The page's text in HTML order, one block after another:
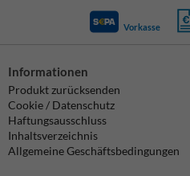
Vorkasse
Informationen
Produkt zurücksenden
Cookie / Datenschutz
Haftungsausschluss
Inhaltsverzeichnis
Allgemeine Geschäftsbedingungen